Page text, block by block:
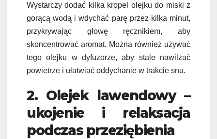
Wystarczy dodać kilka kropel olejku do miski z
gorącą wodą i wdychać parę przez kilka minut,
przykrywając głowę ręcznikiem, aby
skoncentrować aromat. Można również używać
tego olejku w dyfuzorze, aby stale nawilżać
powietrze i ułatwiać oddychanie w trakcie snu.
2. Olejek lawendowy –
ukojenie i relaksacja
podczas przeziębienia